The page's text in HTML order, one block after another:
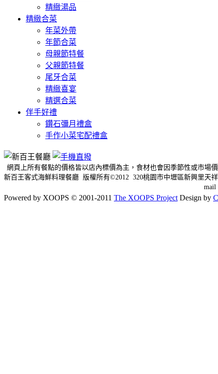
精緻湯品
精緻合菜
年菜外帶
年節合菜
母親節特餐
父親節特餐
尾牙合菜
精緻喜宴
精選合菜
伴手好禮
鑽石彌月禮盒
手作小菜宅配禮盒
網頁上所有餐點的價格皆以店內標價為主，食材也會因季節性或市場
新百王客式海鮮料理餐廳 版權所有©2012 320桃園市中壢區新興里
mail
Powered by XOOPS © 2001-2011 The XOOPS Project Design by